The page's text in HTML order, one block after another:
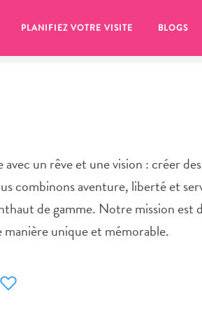
PLANIFIEZ VOTRE VISITE BLOGS
un rêve et une vision : créer
combinons aventure, liberté et
de gamme. Notre mission est
manière unique et mémorable.
tard, assurez-vous de cliquer sur le